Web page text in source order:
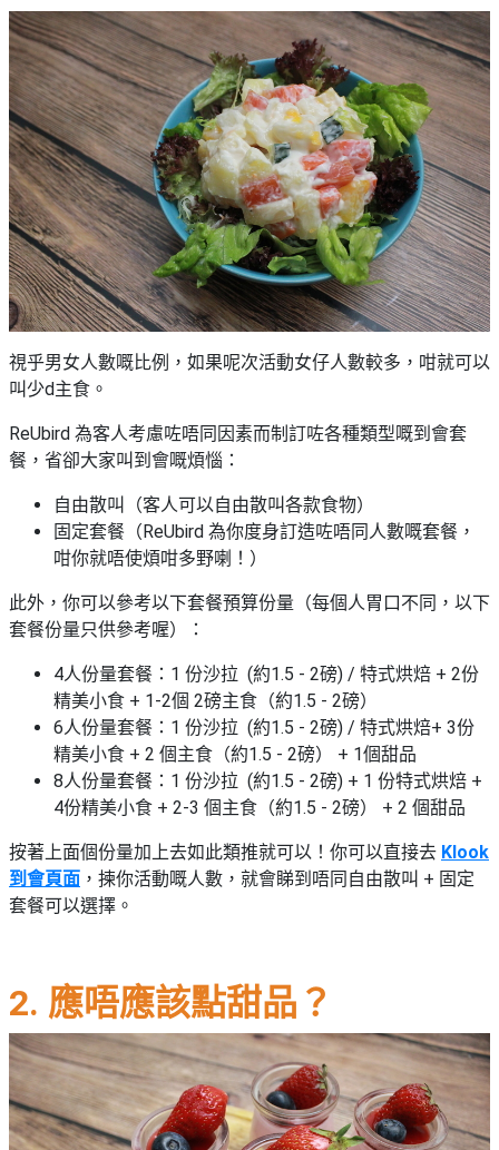
視乎男女人數嘅比例，如果呢次活動女仔人數較多，咁就可以
叫少d主食。
ReUbird 為客人考慮咗唔同因素而制訂咗各種類型嘅到會套
餐，省卻大家叫到會嘅煩惱：
自由散叫（客人可以自由散叫各款食物）
固定套餐（ReUbird 為你度身訂造咗唔同人數嘅套餐，
咁你就唔使煩咁多野喇！）
此外，你可以參考以下套餐預算份量（每個人胃口不同，以下
套餐份量只供參考喔）：
4人份量套餐：1 份沙拉 (約1.5 - 2磅) / 特式烘焙 + 2份
精美小食 + 1-2個 2磅主食（約1.5 - 2磅）
6人份量套餐：1 份沙拉 (約1.5 - 2磅) / 特式烘焙+ 3份
精美小食 + 2 個主食（約1.5 - 2磅） + 1個甜品
8人份量套餐：1 份沙拉 (約1.5 - 2磅) + 1 份特式烘焙 +
4份精美小食 + 2-3 個主食（約1.5 - 2磅） + 2 個甜品
按著上面個份量加上去如此類推就可以！你可以直接去 Klook
到會頁面 ，揀你活動嘅人數，就會睇到唔同自由散叫 + 固定
套餐可以選擇。
2. 應唔應該點甜品？